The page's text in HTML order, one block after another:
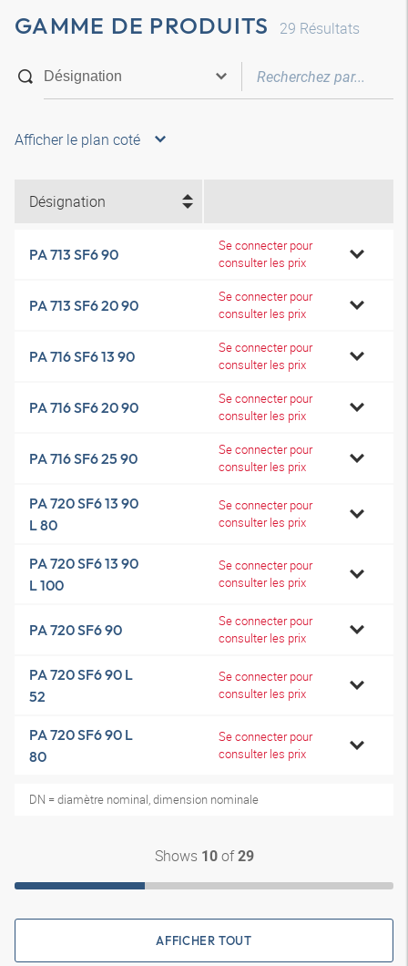
GAMME DE PRODUITS 29 Résultats
Afficher le plan coté
Désignation
PA 713 SF6 90
Se connecter pour
consulter les prix
PA 713 SF6 20 90
Se connecter pour
consulter les prix
PA 716 SF6 13 90
Se connecter pour
consulter les prix
PA 716 SF6 20 90
Se connecter pour
consulter les prix
PA 716 SF6 25 90
Se connecter pour
consulter les prix
PA 720 SF6 13 90
L 80
Se connecter pour
consulter les prix
PA 720 SF6 13 90
L 100
Se connecter pour
consulter les prix
PA 720 SF6 90
Se connecter pour
consulter les prix
PA 720 SF6 90 L
52
Se connecter pour
consulter les prix
PA 720 SF6 90 L
80
Se connecter pour
consulter les prix
DN = diamètre nominal, dimension nominale
Shows 10of29
AFFICHER TOUT